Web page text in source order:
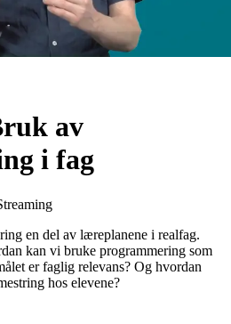
av
i fag
en del av læreplanene i realfag.
kan vi bruke programmering som
er faglig relevans? Og hvordan
hos elevene?